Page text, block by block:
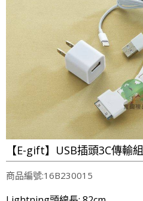
【E-gift】USB插頭3C傳輸組
商品編號:16B230015